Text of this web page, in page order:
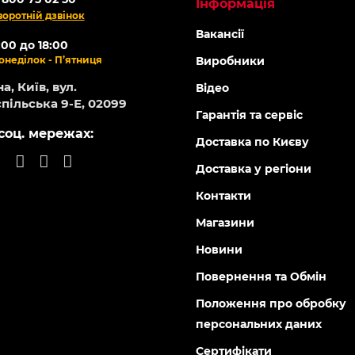
АКЦІЯ -15%
-5% ОНЛАЙН
Пилосос для вологого і
5 968 грн
5 073 грн